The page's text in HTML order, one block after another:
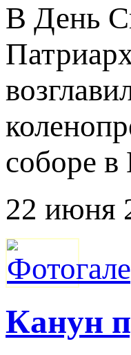
В День
соборе в
22 июня
Кaнун